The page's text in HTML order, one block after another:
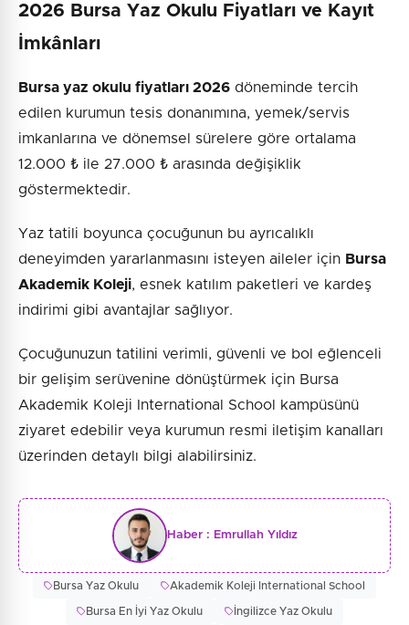
2026 Bursa Yaz Okulu Fiyatları ve Kayıt
İmkânları
Bursa yaz okulu fiyatları 2026 döneminde tercih
edilen kurumun tesis donanımına, yemek/servis
imkanlarına ve dönemsel sürelere göre ortalama
12.000 ₺ ile 27.000 ₺ arasında değişiklik
göstermektedir.
Yaz tatili boyunca çocuğunun bu ayrıcalıklı
deneyimden yararlanmasını isteyen aileler için Bursa
Akademik Koleji, esnek katılım paketleri ve kardeş
indirimi gibi avantajlar sağlıyor.
Çocuğunuzun tatilini verimli, güvenli ve bol eğlenceli
bir gelişim serüvenine dönüştürmek için Bursa
Akademik Koleji International School kampüsünü
ziyaret edebilir veya kurumun resmi iletişim kanalları
üzerinden detaylı bilgi alabilirsiniz.
Haber : Emrullah Yıldız
Bursa Yaz Okulu Akademik Koleji International School
Bursa En İyi Yaz Okulu İngilizce Yaz Okulu